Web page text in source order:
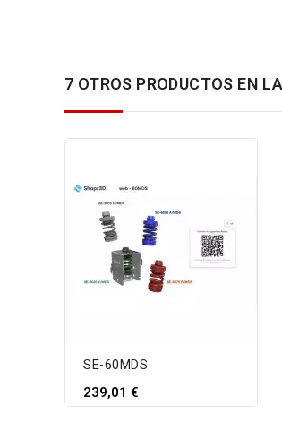
7 OTROS PRODUCTOS EN
SE-60MDS
239,01 €